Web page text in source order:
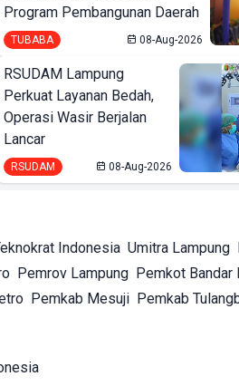
Program Pembangunan Daerah
TUBABA 08-Aug-2026
RSUDAM Lampung
Perkuat Layanan Bedah,
Operasi Wasir Berjalan
Lancar
RSUDAM 08-Aug-2026
Indonesia Umitra Lampung
Pemrov Lampung Pemkot Bandar
Pemkab Mesuji Pemkab